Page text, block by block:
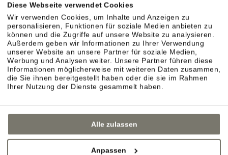
Diese Webseite verwendet Cookies
Wir verwenden Cookies, um Inhalte und Anzeigen zu
personalisieren, Funktionen für soziale Medien anbieten zu
können und die Zugriffe auf unsere Website zu analysieren.
Außerdem geben wir Informationen zu Ihrer Verwendung
unserer Website an unsere Partner für soziale Medien,
Werbung und Analysen weiter. Unsere Partner führen diese
Informationen möglicherweise mit weiteren Daten zusammen,
die Sie ihnen bereitgestellt haben oder die sie im Rahmen
Ihrer Nutzung der Dienste gesammelt haben.
Alle zulassen
Anpassen
KELLER & AUSBAU
Sorgfalt im Ausbau.
Im Weinberg entsteht der Stil. Im Keller wird er
präzise begleitet. Jahr für Jahr neu.
Naturmaterialien sorgen für Ruhe.
Lehm, Ton, offener Boden, Lehm-Kalk. Ein Klima,